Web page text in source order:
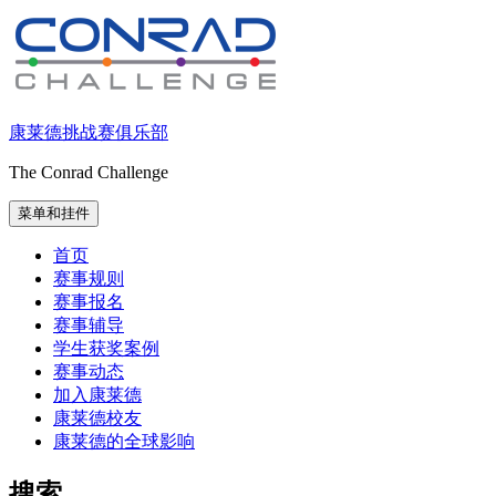
跳
至
内
容
康莱德挑战赛俱乐部
The Conrad Challenge
菜单和挂件
首页
赛事规则
赛事报名
赛事辅导
学生获奖案例
赛事动态
加入康莱德
康莱德校友
康莱德的全球影响